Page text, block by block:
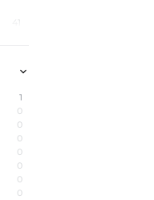
76
7
1
0
0
0
0
0
0
0